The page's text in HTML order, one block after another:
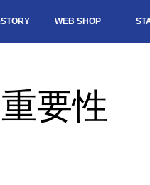
WEB SHOP
要性